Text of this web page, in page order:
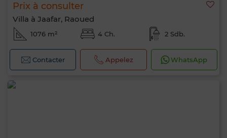
Prix à consulter
Villa à Jaafar, Raoued
1076 m² 4 Ch. 2 Sdb.
Contacter Appelez WhatsApp